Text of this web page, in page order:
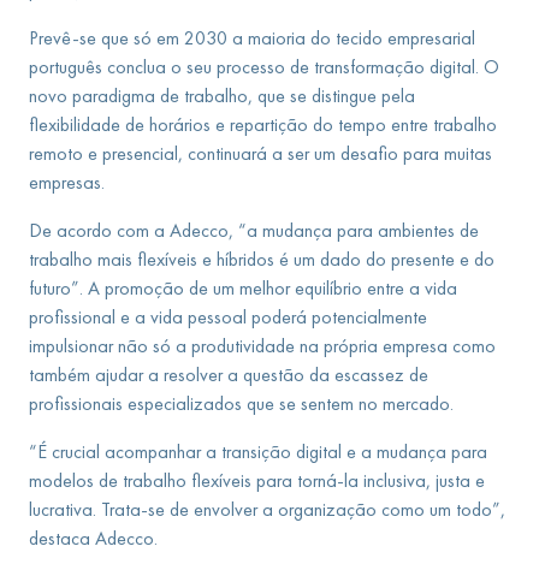
Prevê-se que só em 2030 a maioria do tecido empresarial
português conclua o seu processo de transformação digital. O
novo paradigma de trabalho, que se distingue pela
flexibilidade de horários e repartição do tempo entre trabalho
remoto e presencial, continuará a ser um desafio para muitas
empresas.
De acordo com a Adecco, “a mudança para ambientes de
trabalho mais flexíveis e híbridos é um dado do presente e do
futuro”. A promoção de um melhor equilíbrio entre a vida
profissional e a vida pessoal poderá potencialmente
impulsionar não só a produtividade na própria empresa como
também ajudar a resolver a questão da escassez de
profissionais especializados que se sentem no mercado.
“É crucial acompanhar a transição digital e a mudança para
modelos de trabalho flexíveis para torná-la inclusiva, justa e
lucrativa. Trata-se de envolver a organização como um todo”,
destaca Adecco.